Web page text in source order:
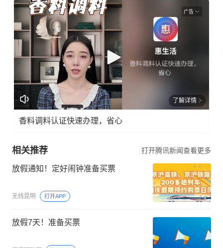
广告
了解详情
香料调料认证快速办理，省心
相关推荐 打开腾讯新闻查看更多
放假通知！定好闹钟准备买票
无线昆明 打开APP
放假7天！准备买票